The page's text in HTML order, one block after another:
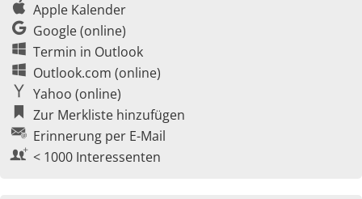
Apple Kalender
Google (online)
Termin in Outlook
Outlook.com (online)
Yahoo (online)
Zur Merkliste hinzufügen
Erinnerung per E-Mail
< 1000 Interessenten